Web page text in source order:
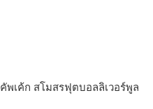
คัพเค้ก สโมสรฟุตบอลลิเวอร์พูล